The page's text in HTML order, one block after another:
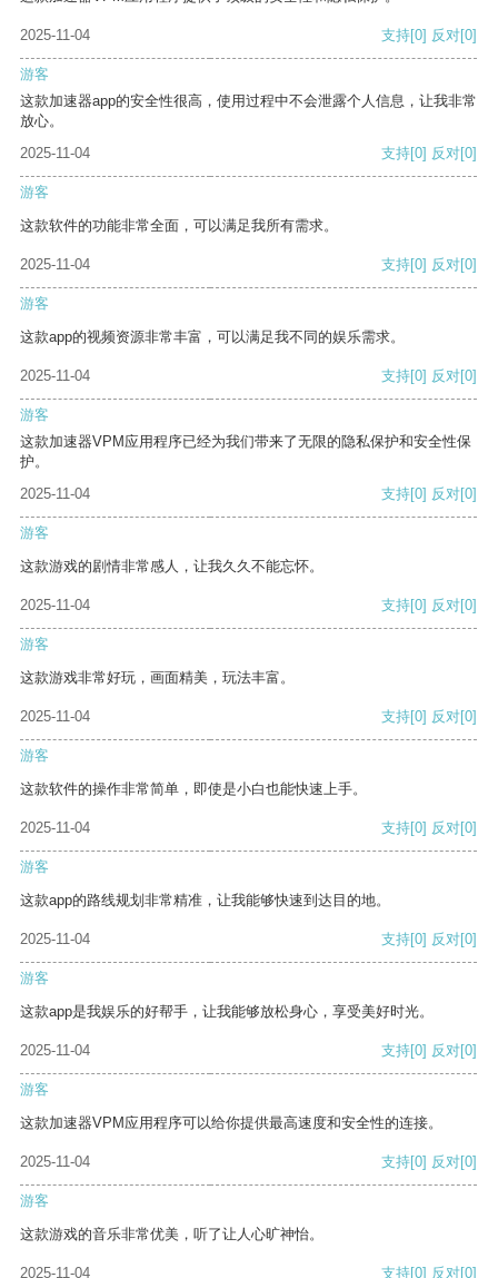
2025-11-04 支持[0] 反对[0]
游客
这款加速器app的安全性很高，使用过程中不会泄露个人信息，让我非常
放心。
2025-11-04
支持[0] 反对[0]
游客
这款软件的功能非常全面，可以满足我所有需求。
2025-11-04 支持[0] 反对[0]
游客
这款app的视频资源非常丰富，可以满足我不同的娱乐需求。
2025-11-04 支持[0] 反对[0]
游客
这款加速器VPM应用程序已经为我们带来了无限的隐私保护和安全性保
护。
2025-11-04
支持[0] 反对[0]
游客
这款游戏的剧情非常感人，让我久久不能忘怀。
2025-11-04 支持[0] 反对[0]
游客
这款游戏非常好玩，画面精美，玩法丰富。
2025-11-04 支持[0] 反对[0]
游客
这款软件的操作非常简单，即使是小白也能快速上手。
2025-11-04 支持[0] 反对[0]
游客
这款app的路线规划非常精准，让我能够快速到达目的地。
2025-11-04 支持[0] 反对[0]
游客
这款app是我娱乐的好帮手，让我能够放松身心，享受美好时光。
2025-11-04 支持[0] 反对[0]
游客
这款加速器VPM应用程序可以给你提供最高速度和安全性的连接。
2025-11-04 支持[0] 反对[0]
游客
这款游戏的音乐非常优美，听了让人心旷神怡。
2025-11-04 支持[0] 反对[0]